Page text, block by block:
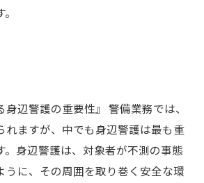
身辺警護の重要性』 警備業務では、
れますが、中でも身辺警護は最も重
。身辺警護は、対象者が不測の事態
うに、その周囲を取り巻く安全な環